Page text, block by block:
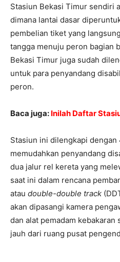
Stasiun Bekasi Timur sendiri
dimana lantai dasar
pembelian tiket yang
tangga menuju peron bagian
Bekasi Timur juga sudah
untuk para penyandang
peron.
Baca juga: Inilah Daftar
Stasiun ini dilengkapi
memudahkan penyandang
dua jalur rel kereta yang
saat ini dalam rencana
atau double-double track
akan dipasangi kamera
dan alat pemadam kebakaran
jauh dari ruang pusat